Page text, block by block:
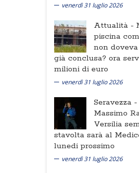
venerdì 31 luglio 2026
Attualità -
piscina
non
già conclusa? ora
milioni di euro
venerdì 31 luglio 2026
Seravezza -
Massimo
Versilia
stavolta sarà al
lunedi prossimo
venerdì 31 luglio 2026